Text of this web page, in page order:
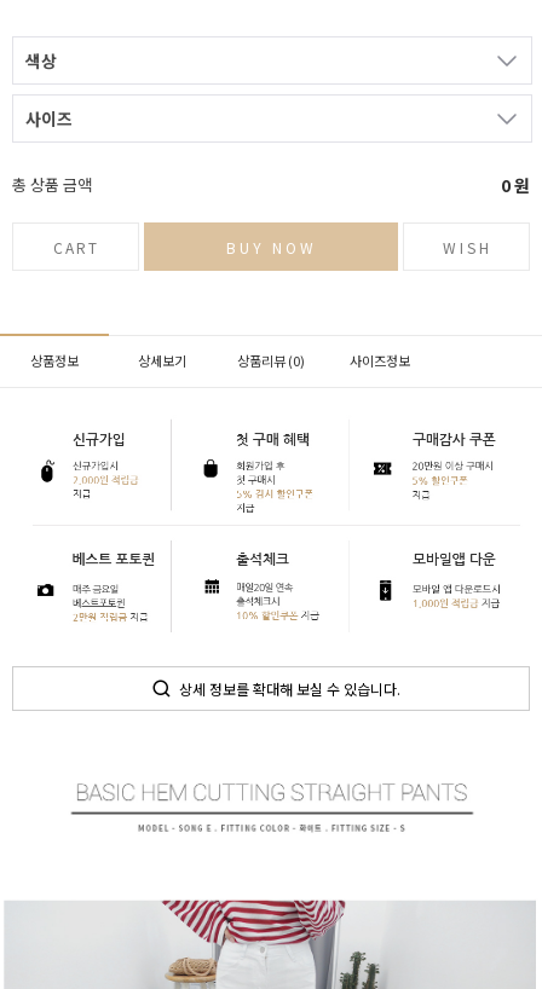
색상
사이즈
총 상품 금액 0원
CART BUY NOW WISH
상품정보 상세보기 상품리뷰 (0) 사이즈정보
상세 정보를 확대해 보실 수 있습니다.